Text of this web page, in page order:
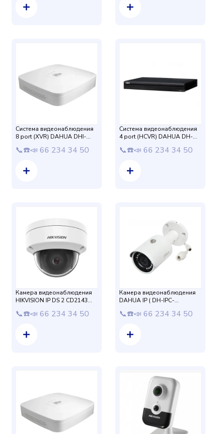
Система видеонаблюдения
8 port (XVR) DAHUA DHI-
📞☎️📣 66 234 34 50
Система видеонаблюдения
4 port (HCVR) DAHUA DH-
📞☎️📣 66 234 34 50
Камера видеонаблюдения
HIKVISION IP DS 2 CD2143
📞☎️📣 66 234 34 50
Камера видеонаблюдения
DAHUA IP ( DH-IPC-
📞☎️📣 66 234 34 50